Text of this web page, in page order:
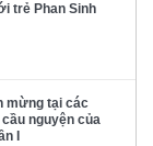
trẻ Phan Sinh
mừng tại các
nguyện của
I